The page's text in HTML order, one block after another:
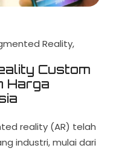
Reality
Custom
Harga
reality (AR) telah
industri, mulai dari